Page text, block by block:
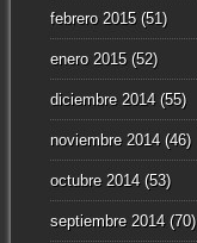
febrero 2015(51)
enero 2015(52)
diciembre 2014(55)
noviembre 2014(46)
octubre 2014(53)
septiembre 2014(70)